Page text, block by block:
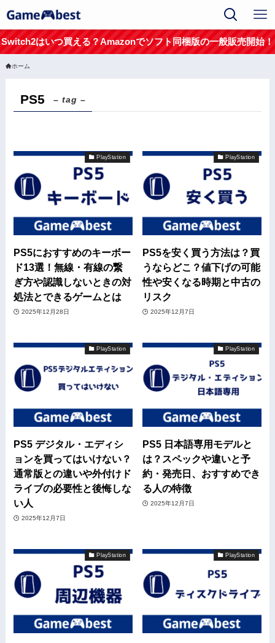
Switch2はいつ買える？Amazonでソフト同梱版の一般販売開始！
ホーム
PS5 – tag –
PlayStation
PS5におすすめのキーボー
ド13選！無線・有線の繋
ぎ方や認識しないときの対
処法とできるゲームとは
2025年12月28日
PlayStation
PS5を安く買う方法は？買
うならどこ？値下げの可能
性や安くなる時期と中古の
リスク
2025年12月7日
PlayStation
PS5 デジタル・エディシ
ョンを買ってはいけない？
通常版との違いや外付けド
ライブの必要性と後悔しな
い人
2025年12月7日
PlayStation
PS5 日本語専用モデルと
は？スペックや違いと予
約・発売日、おすすめでき
る人の特徴
2025年12月7日
PlayStation PlayStation